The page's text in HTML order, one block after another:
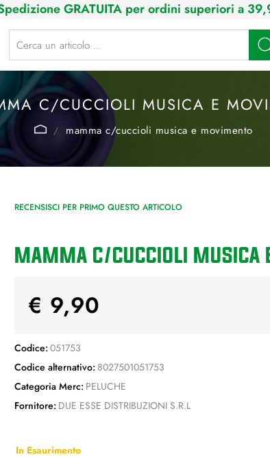
GRATUITA per ordini superiori a
La modifica di un filtro aggiorna automaticamente gli altri filtri
C/CUCCIOLI MUSICA E
mamma c/cuccioli musica e movimento
RECENSISCI PER PRIMO QUESTO ARTICOLO
MAMMA C/CUCCIOLI MUSICA
€ 9,90
Codice: 051753
Codice alternativo: 8027501051753
Categoria Merc: PELUCHE
Fornitore: DUE ESSE DISTRIBUZIONI S.R.L
In Esaurimento